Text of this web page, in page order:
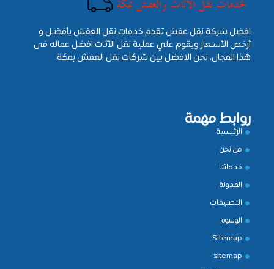
افضل شركة نقل عفش تقدم خدمات نقل العفش بأفضـل و
أرخص الأسـعار ويقوم علي عملية نقل الأثاث افضل عماله فى
هذا المجال، نحن الافضل بين شركات نقل العفش بمكة
روابط مهمة
الرئيسية
من نحن
خدماتنا
المدونة
التصنيفات
الوسوم
Sitemap
sitemap